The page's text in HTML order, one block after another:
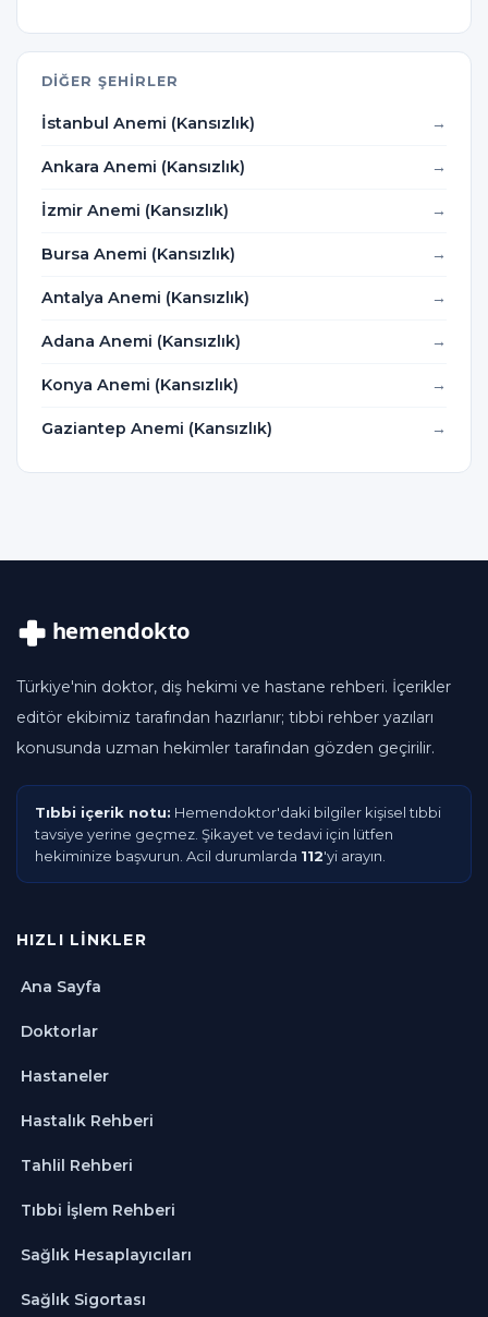
DIĞER ŞEHIRLER
İstanbul Anemi (Kansızlık)
Ankara Anemi (Kansızlık)
İzmir Anemi (Kansızlık)
Bursa Anemi (Kansızlık)
Antalya Anemi (Kansızlık)
Adana Anemi (Kansızlık)
Konya Anemi (Kansızlık)
Gaziantep Anemi (Kansızlık)
Türkiye'nin doktor, diş hekimi ve hastane rehberi. İçerikler
editör ekibimiz tarafından hazırlanır; tıbbi rehber yazıları
konusunda uzman hekimler tarafından gözden geçirilir.
Tıbbi içerik notu: Hemendoktor'daki bilgiler kişisel tıbbi
tavsiye yerine geçmez. Şikayet ve tedavi için lütfen
hekiminize başvurun. Acil durumlarda 112'yi arayın.
HIZLI LINKLER
Ana Sayfa
Doktorlar
Hastaneler
Hastalık Rehberi
Tahlil Rehberi
Tıbbi İşlem Rehberi
Sağlık Hesaplayıcıları
Sağlık Sigortası